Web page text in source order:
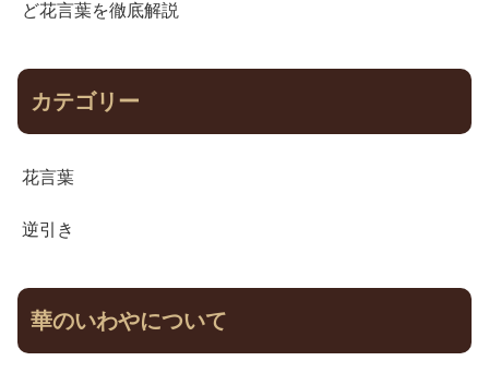
ど花言葉を徹底解説
カテゴリー
花言葉
逆引き
華のいわやについて